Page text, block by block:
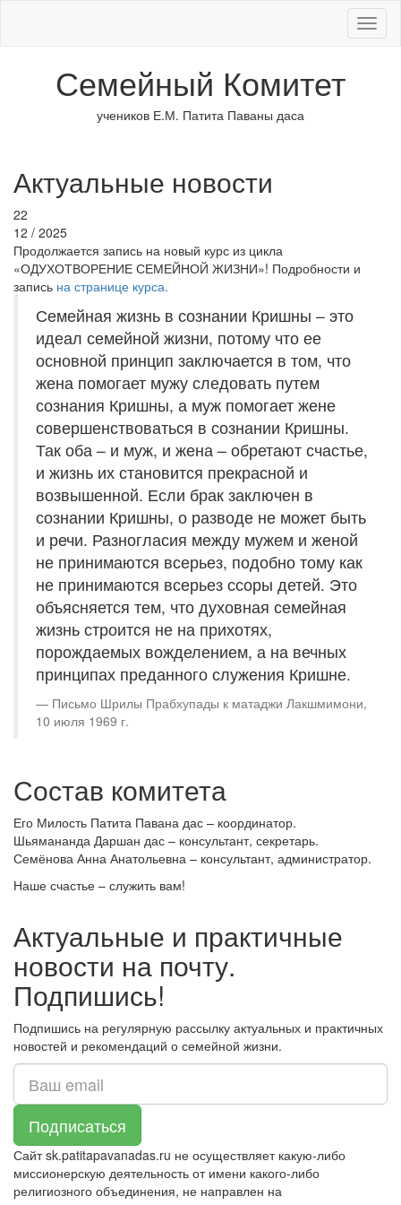
Меню
Семейный Комитет
учеников Е.М. Патита Паваны даса
Актуальные новости
22
12 / 2025
Продолжается запись на новый курс из цикла
«ОДУХОТВОРЕНИЕ СЕМЕЙНОЙ ЖИЗНИ»! Подробности и
запись на странице курса.
Семейная жизнь в сознании Кришны – это
идеал семейной жизни, потому что ее
основной принцип заключается в том, что
жена помогает мужу следовать путем
сознания Кришны, а муж помогает жене
совершенствоваться в сознании Кришны.
Так оба – и муж, и жена – обретают счастье,
и жизнь их становится прекрасной и
возвышенной. Если брак заключен в
сознании Кришны, о разводе не может быть
и речи. Разногласия между мужем и женой
не принимаются всерьез, подобно тому как
не принимаются всерьез ссоры детей. Это
объясняется тем, что духовная семейная
жизнь строится не на прихотях,
порождаемых вожделением, а на вечных
принципах преданного служения Кришне.
Письмо Шрилы Прабхупады к матаджи Лакшмимони,
10 июля 1969 г.
Состав комитета
Его Милость Патита Павана дас – координатор.
Шьямананда Даршан дас – консультант, секретарь.
Семёнова Анна Анатольевна – консультант, администратор.
Наше счастье – служить вам!
Актуальные и практичные
новости на почту.
Подпишись!
Подпишись на регулярную рассылку актуальных и практичных
новостей и рекомендаций о семейной жизни.
Сайт sk.patitapavanadas.ru не осуществляет какую-либо
миссионерскую деятельность от имени какого-либо
религиозного объединения, не направлен на